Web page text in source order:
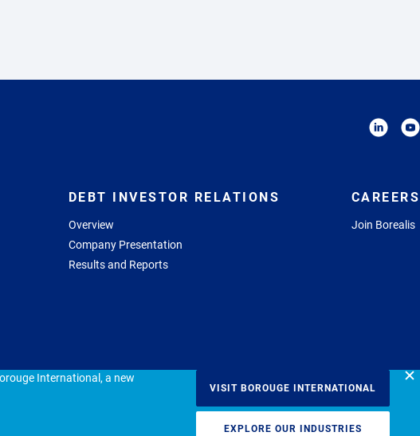
International, a new
VISIT BOROUGE INTERNATIONAL
EXPLORE OUR INDUSTRIES
DEBT INVESTOR RELATIONS
Overview
Company Presentation
Results and Reports
CAREERS
Join Borealis
Imprint Communications Endorsement Guideline